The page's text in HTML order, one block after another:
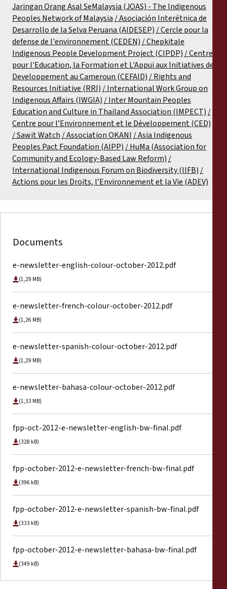
Jaringan Orang Asal SeMalaysia (JOAS) - The Indigenous
Peoples Network of Malaysia Asociación Interétnica de
Desarrollo de la Selva Peruana (AIDESEP) Cercle pour la
defense de l'environnement (CEDEN) Chepkitale
Indigenous People Development Project (CIPDP) Centre
pour l'Education, la Formation et L'Appui aux Initiatives de
Developpement au Cameroun (CEFAID)
Rights and
Resources Initiative (RRI)
International Work Group on
Indigenous Affairs (IWGIA)
Inter Mountain Peoples
Education and Culture in Thailand Association (IMPECT)
Centre pour l’Environnement et le Développement (CED)
Sawit Watch Association OKANI
Asia Indigenous
Peoples Pact Foundation (AIPP)
HuMa (Association for
Community and Ecology-Based Law Reform)
International Indigenous Forum on Biodiversity (IIFB)
Actions pour les Droits, l’Environnement et la Vie (ADEV)
Documents
e-newsletter-english-colour-october-2012.pdf
(1,29 MB)
e-newsletter-french-colour-october-2012.pdf
(1,26 MB)
e-newsletter-spanish-colour-october-2012.pdf
(1,29 MB)
e-newsletter-bahasa-colour-october-2012.pdf
(1,33 MB)
fpp-oct-2012-e-newsletter-english-bw-final.pdf
(328 kB)
fpp-october-2012-e-newsletter-french-bw-final.pdf
(396 kB)
fpp-october-2012-e-newsletter-spanish-bw-final.pdf
(333 kB)
fpp-october-2012-e-newsletter-bahasa-bw-final.pdf
(349 kB)